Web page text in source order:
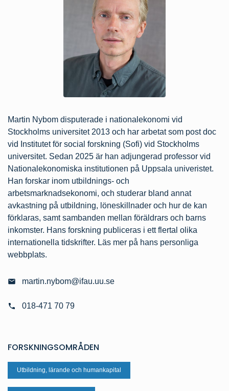
Martin Nybom disputerade i nationalekonomi vid
Stockholms universitet 2013 och har arbetat som post doc
vid Institutet för social forskning (Sofi) vid Stockholms
universitet. Sedan 2025 är han adjungerad professor vid
Nationalekonomiska institutionen på Uppsala univeristet.
Han forskar inom utbildnings- och
arbetsmarknadsekonomi, och studerar bland annat
avkastning på utbildning, löneskillnader och hur de kan
förklaras, samt sambanden mellan föräldrars och barns
inkomster. Hans forskning publiceras i ett flertal olika
internationella tidskrifter. Läs mer på hans personliga
webbplats.
martin.nybom@ifau.uu.se
018-471 70 79
FORSKNINGSOMRÅDEN
Utbildning, lärande och humankapital